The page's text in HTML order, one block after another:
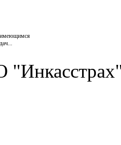
имеющимся